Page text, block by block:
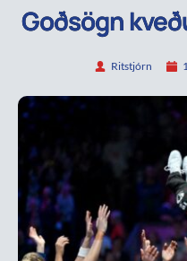
Goðsögn
Ritstjórn